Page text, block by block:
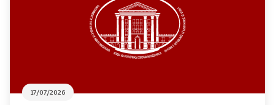
Основање на здружение
17/07/2026